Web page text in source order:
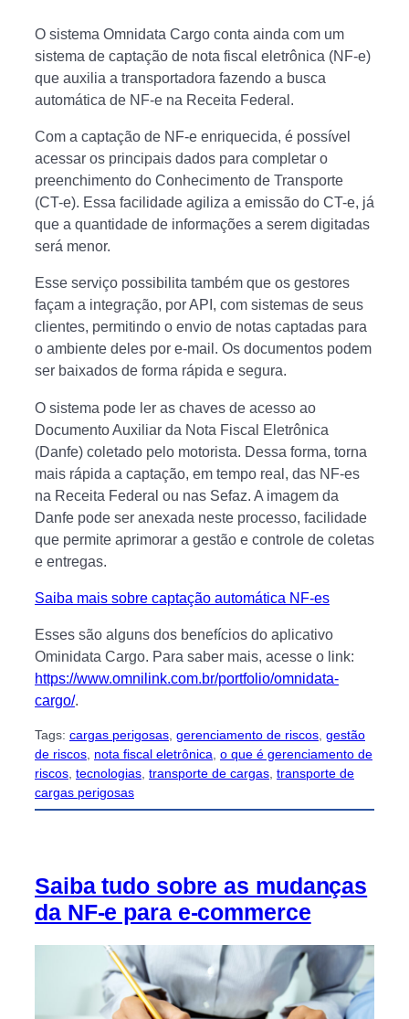
O sistema Omnidata Cargo conta ainda com um
sistema de captação de nota fiscal eletrônica (NF-e)
que auxilia a transportadora fazendo a busca
automática de NF-e na Receita Federal.
Com a captação de NF-e enriquecida, é possível
acessar os principais dados para completar o
preenchimento do Conhecimento de Transporte
(CT-e). Essa facilidade agiliza a emissão do CT-e, já
que a quantidade de informações a serem digitadas
será menor.
Esse serviço possibilita também que os gestores
façam a integração, por API, com sistemas de seus
clientes, permitindo o envio de notas captadas para
o ambiente deles por e-mail. Os documentos podem
ser baixados de forma rápida e segura.
O sistema pode ler as chaves de acesso ao
Documento Auxiliar da Nota Fiscal Eletrônica
(Danfe) coletado pelo motorista. Dessa forma, torna
mais rápida a captação, em tempo real, das NF-es
na Receita Federal ou nas Sefaz. A imagem da
Danfe pode ser anexada neste processo, facilidade
que permite aprimorar a gestão e controle de coletas
e entregas.
Saiba mais sobre captação automática NF-es
Esses são alguns dos benefícios do aplicativo
Ominidata Cargo. Para saber mais, acesse o link:
https://www.omnilink.com.br/portfolio/omnidata-
cargo/.
Tags: cargas perigosas gerenciamento de riscos gestão
de riscos nota fiscal eletrônica o que é gerenciamento de
riscos tecnologias transporte de cargas transporte de
cargas perigosas
Saiba tudo sobre as mudanças
da NF-e para e-commerce